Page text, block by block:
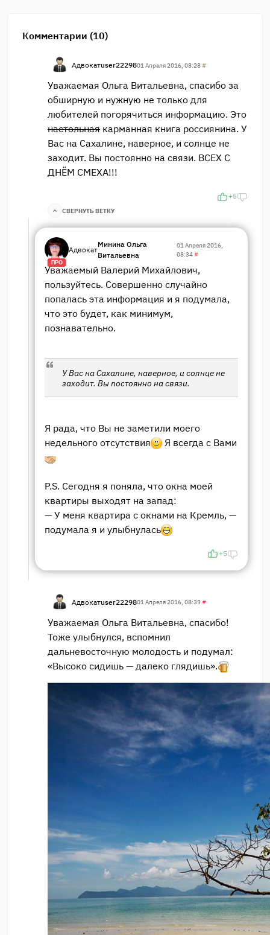
Комментарии (10)
Адвокатuser2229801 Апреля 2016, 08:28#
Уважаемая Ольга Витальевна, спасибо за
обширную и нужную не только для
любителей погорячиться информацию. Это
настольная карманная книга россиянина. У
Вас на Сахалине, наверное, и солнце не
заходит. Вы постоянно на связи. ВСЕХ С
ДНЁМ СМЕХА!!!
+5
СВЕРНУТЬ ВЕТКУ
ПРО
Адвокат
Минина Ольга
Витальевна
01 Апреля 2016,
08:34#
Уважаемый Валерий Михайлович,
пользуйтесь. Совершенно случайно
попалась эта информация и я подумала,
что это будет, как минимум,
познавательно.
У Вас на Сахалине, наверное, и солнце не
заходит. Вы постоянно на связи.
Я рада, что Вы не заметили моего
недельного отсутствия
Я всегда с Вами
P.S. Сегодня я поняла, что окна моей
квартиры выходят на запад:
— У меня квартира с окнами на Кремль, —
подумала я и улыбнулась
+5
Адвокатuser2229801 Апреля 2016, 08:39#
Уважаемая Ольга Витальевна, спасибо!
Тоже улыбнулся, вспомнил
дальневосточную молодость и подумал:
«Высоко сидишь — далеко глядишь».